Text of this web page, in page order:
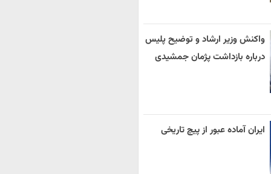
واکنش وزیر ارشاد و توضیح پلیس
درباره بازداشت پژمان جمشیدی
ایران آماده عبور از پیچ تاریخی